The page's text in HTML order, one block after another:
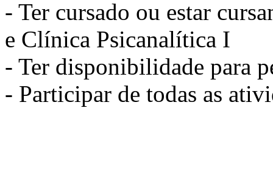
- Ter cursado ou estar
e Clínica Psicanalítica I
- Ter disponibilidade para
- Participar de todas as